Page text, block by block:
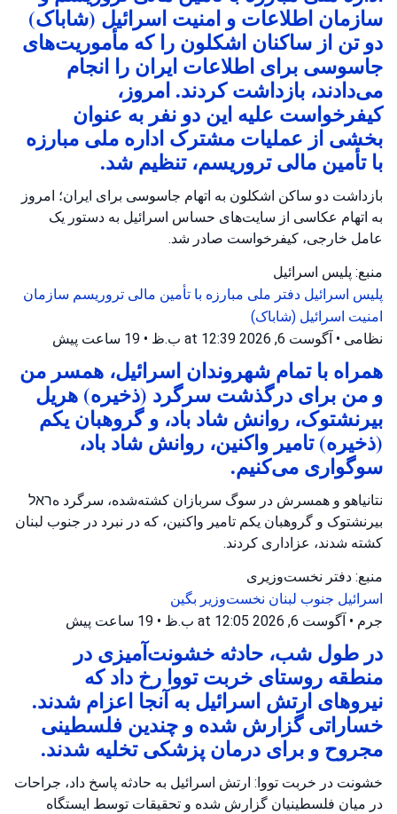
سازمان اطلاعات و امنیت اسرائیل (شاباک)
دو تن از ساکنان اشکلون را که مأموریت‌های
جاسوسی برای اطلاعات ایران را انجام
می‌دادند، بازداشت کردند. امروز،
کیفرخواست علیه این دو نفر به عنوان
بخشی از عملیات مشترک اداره ملی مبارزه
با تأمین مالی تروریسم، تنظیم شد.
بازداشت دو ساکن اشکلون به اتهام جاسوسی برای ایران؛ امروز
به اتهام عکاسی از سایت‌های حساس اسرائیل به دستور یک
عامل خارجی، کیفرخواست صادر شد.
منبع: پلیس اسرائیل
پلیس اسرائیل دفتر ملی مبارزه با تأمین مالی تروریسم سازمان
امنیت اسرائیل (شاباک)
نظامی • آگوست 6, 2026 at 12:39 ب.ظ • 19 ساعت پیش
همراه با تمام شهروندان اسرائیل، همسر من
و من برای درگذشت سرگرد (ذخیره) هریل
بیرنشتوک، روانش شاد باد، و گروهبان یکم
(ذخیره) تامیر واکنین، روانش شاد باد،
سوگواری می‌کنیم.
نتانیاهو و همسرش در سوگ سربازان کشته‌شده، سرگرد هראל
بیرنشتوک و گروهبان یکم تامیر واکنین، که در نبرد در جنوب لبنان
کشته شدند، عزاداری کردند.
منبع: دفتر نخست‌وزیری
اسرائیل جنوب لبنان نخست‌وزیر بگین
جرم • آگوست 6, 2026 at 12:05 ب.ظ • 19 ساعت پیش
در طول شب، حادثه خشونت‌آمیزی در
منطقه روستای خربت تووا رخ داد که
نیروهای ارتش اسرائیل به آنجا اعزام شدند.
خساراتی گزارش شده و چندین فلسطینی
مجروح و برای درمان پزشکی تخلیه شدند.
خشونت در خربت تووا: ارتش اسرائیل به حادثه پاسخ داد، جراحات
در میان فلسطینیان گزارش شده و تحقیقات توسط ایستگاه